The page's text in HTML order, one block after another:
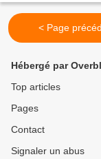
< Page
Hébergé par
Top articles
Pages
Contact
Signaler un abus